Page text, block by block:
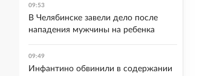
09:53
В Челябинске завели дело после
нападения мужчины на ребенка
09:49
Инфантино обвинили в содержании